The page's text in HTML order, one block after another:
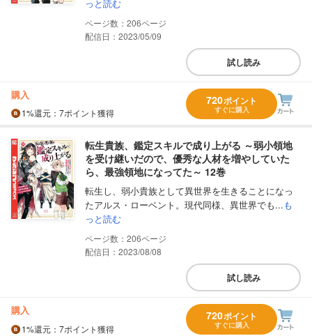
っと読む
206
配信日：2023/05/09
試し読み
購入
1%還元 ：7ポイント獲得
720ポイント
すぐに購入
転生貴族、鑑定スキルで成り上がる ～弱小領地
を受け継いだので、優秀な人材を増やしていた
ら、最強領地になってた～ 12巻
転生し、弱小貴族として異世界を生きることになっ
たアルス・ローベント。現代同様、異世界でも...も
っと読む
206
配信日：2023/08/08
試し読み
購入
1%還元 ：7ポイント獲得
720ポイント
すぐに購入